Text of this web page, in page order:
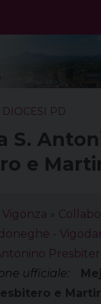
DIOCESI PD
S.
e
-
ufficiale:
e